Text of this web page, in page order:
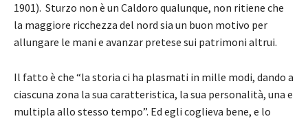
1901). Sturzo non è un Caldoro qualunque, non ritiene che
la maggiore ricchezza del nord sia un buon motivo per
allungare le mani e avanzar pretese sui patrimoni altrui.
Il fatto è che “la storia ci ha plasmati in mille modi, dando a
ciascuna zona la sua caratteristica, la sua personalità, una e
multipla allo stesso tempo”. Ed egli coglieva bene, e lo